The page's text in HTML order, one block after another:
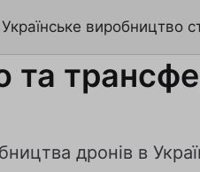
виробництво
та
дронів в